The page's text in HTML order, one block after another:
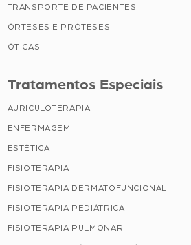
TRANSPORTE DE PACIENTES
ÓRTESES E PRÓTESES
ÓTICAS
Tratamentos Especiais
AURICULOTERAPIA
ENFERMAGEM
ESTÉTICA
FISIOTERAPIA
FISIOTERAPIA DERMATOFUNCIONAL
FISIOTERAPIA PEDIÁTRICA
FISIOTERAPIA PULMONAR